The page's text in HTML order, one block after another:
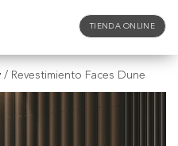
TIENDA ONLINE
/ Revestimiento Faces Dune